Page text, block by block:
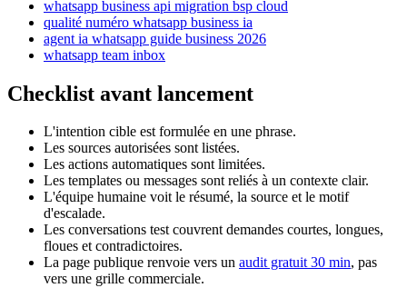
whatsapp business api migration bsp cloud
qualité numéro whatsapp business ia
agent ia whatsapp guide business 2026
whatsapp team inbox
Checklist avant lancement
L'intention cible est formulée en une phrase.
Les sources autorisées sont listées.
Les actions automatiques sont limitées.
Les templates ou messages sont reliés à un contexte clair.
L'équipe humaine voit le résumé, la source et le motif
d'escalade.
Les conversations test couvrent demandes courtes, longues,
floues et contradictoires.
La page publique renvoie vers un audit gratuit 30 min, pas
vers une grille commerciale.